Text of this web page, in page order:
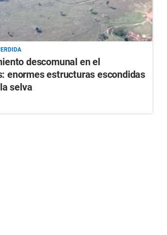
descomunal en el
enormes estructuras escondidas
selva